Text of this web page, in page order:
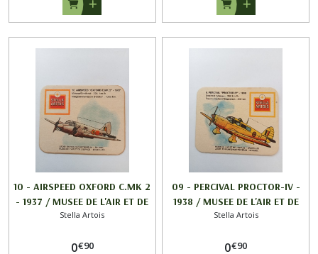
10 - AIRSPEED OXFORD C.MK 2
- 1937 / MUSEE DE L'AIR ET DE
L'ESPACE / STELLA ARTOIS
Stella Artois
0€90
09 - PERCIVAL PROCTOR-IV -
1938 / MUSEE DE L'AIR ET DE
L'ESPACE / STELLA ARTOIS
Stella Artois
0€90